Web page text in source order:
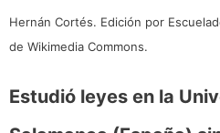
Hernán Cortés. Edición por
de Wikimedia Commons.
Estudió leyes en la